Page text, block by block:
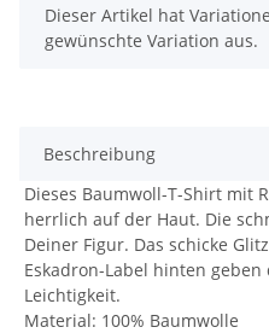
x
Dieser Artikel hat
gewünschte Variation aus.
Beschreibung
Dieses Baumwoll-T-Shirt mit
herrlich auf der Haut. Die
Deiner Figur. Das schicke
Eskadron-Label hinten
Leichtigkeit.
Material: 100% Baumwolle